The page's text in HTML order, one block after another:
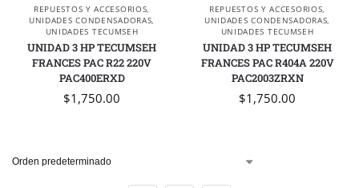
REPUESTOS Y ACCESORIOS,
UNIDADES CONDENSADORAS,
UNIDADES TECUMSEH
UNIDAD 3 HP TECUMSEH
FRANCES PAC R22 220V
PAC400ERXD
$1,750.00
REPUESTOS Y ACCESORIOS,
UNIDADES CONDENSADORAS,
UNIDADES TECUMSEH
UNIDAD 3 HP TECUMSEH
FRANCES PAC R404A 220V
PAC2003ZRXN
$1,750.00